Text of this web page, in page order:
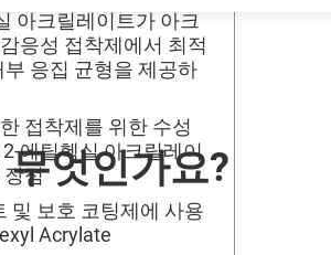
엇인가요?
아크릴레이트가 아크
응성 접착제에서 최적
부 응집 균형을 제공하
접착제를 위한 수성
2-에틸헥실 아크릴레이
장점
및 보호 코팅제에 사용
Acrylate